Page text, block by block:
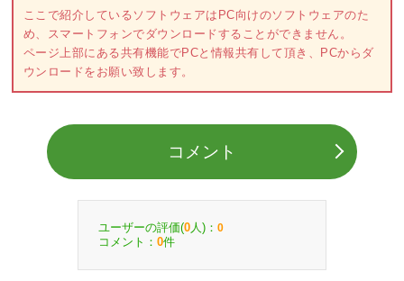
ここで紹介しているソフトウェアはPC向けのソフトウェアのた
め、スマートフォンでダウンロードすることができません。
ページ上部にある共有機能でPCと情報共有して頂き、PCからダ
ウンロードをお願い致します。
コメント
ユーザーの評価(0 人)： 0
コメント： 0件